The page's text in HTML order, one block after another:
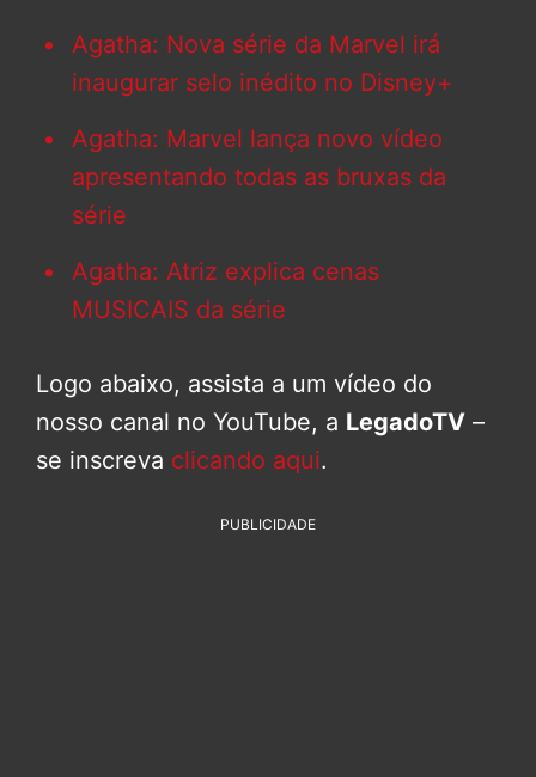
Agatha: Nova série da Marvel irá
inaugurar selo inédito no Disney+
Agatha: Marvel lança novo vídeo
apresentando todas as bruxas da
série
Agatha: Atriz explica cenas
MUSICAIS da série
Logo abaixo, assista a um vídeo do
nosso canal no YouTube, a LegadoTV –
se inscreva clicando aqui.
PUBLICIDADE